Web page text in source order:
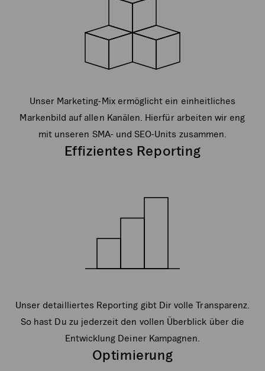
Unser Marketing-Mix ermöglicht ein einheitliches
Markenbild auf allen Kanälen. Hierfür arbeiten wir eng
mit unseren SMA- und SEO-Units zusammen.
Effizientes Reporting
Unser detailliertes Reporting gibt Dir volle Transparenz.
So hast Du zu jederzeit den vollen Überblick über die
Entwicklung Deiner Kampagnen.
Optimierung